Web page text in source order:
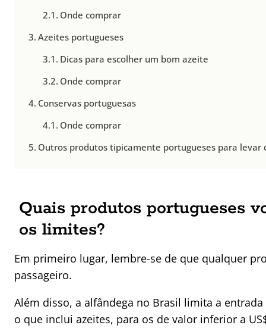
Onde comprar
Azeites portugueses
Dicas para escolher um bom azeite
Onde comprar
Conservas portuguesas
Onde comprar
Outros produtos tipicamente portugueses para levar
Quais produtos portugueses
os limites?
Em primeiro lugar, lembre-se de que qualquer
passageiro.
Além disso, a alfândega no Brasil limita a
o que inclui azeites, para os de valor inferior a